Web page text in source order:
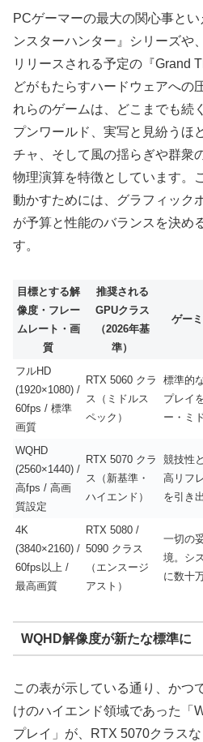
PCゲーマーの最大の関心事と
ンスターハンター』シリーズや
リリースされる予定の『Grand
どがもたらすハードウェアへの
れらのゲームは、どこまでも続
プンワールド、実写と見紛うほ
チャ、そして風の揺らぎや群衆
物理演算を特徴としています。
動かすためには、グラフィック
が予算と性能のバランスを決め
す。
目標とする解
像度・フレー
ムレート・画
質
推奨される
GPUクラス
（2026年基
準）
ゲー
フルHD
(1920×1080) /
60fps / 標準
画質
RTX 5060 クラ
ス（ミドルス
ペック）
標準的
プレイ
ー・ミ
WQHD
(2560×1440) /
高fps / 高画
質設定
RTX 5070 クラ
ス（新基準・
ハイエンド）
競技性
高リフ
を引き
4K
(3840×2160) /
60fps以上 /
最高画質
RTX 5080 /
5090 クラス
（エンスージ
アスト）
一切の
境。シ
に数十
WQHD解像度が新たな標準に
この表が示している通り、かつ
けのハイエンド領域であった「
プレイ」が、RTX 5070クラス